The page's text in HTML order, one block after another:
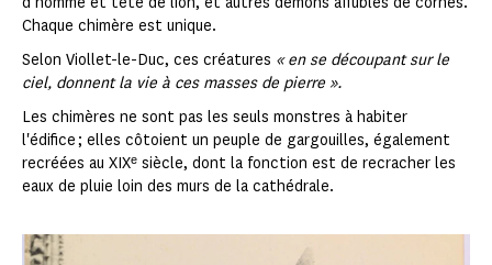
Chaque chimère est unique.
Selon Viollet-le-Duc, ces créatures « en se découpant sur le
ciel, donnent la vie à ces masses de pierre ».
Les chimères ne sont pas les seuls monstres à habiter
l'édifice ; elles côtoient un peuple de gargouilles, également
recréées au XIXᵉ siècle, dont la fonction est de recracher les
eaux de pluie loin des murs de la cathédrale.